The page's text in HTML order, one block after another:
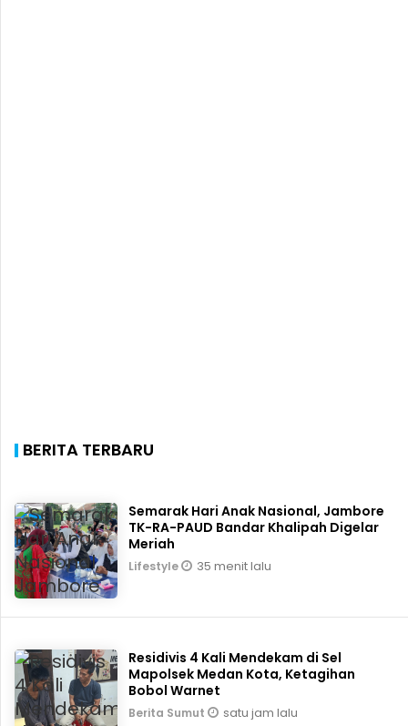
BERITA TERBARU
Semarak Hari Anak Nasional, Jambore
TK-RA-PAUD Bandar Khalipah Digelar
Meriah
Lifestyle 35 menit lalu
Residivis 4 Kali Mendekam di Sel
Mapolsek Medan Kota, Ketagihan
Bobol Warnet
Berita Sumut satu jam lalu